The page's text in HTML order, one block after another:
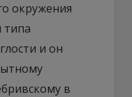
окружения
типа
и он
в